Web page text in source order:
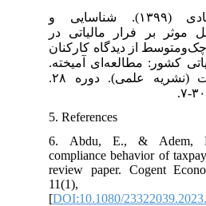
۴. ثنائی‌پور، هادی (۱۳۹۹). شناسایی و
موثر بر فرار مالیاتی در
از دیدگاه کارکنان
کشور: مطالعه‌ای آمیخته.
پژوهشنامه مالیات (نشریه علمی). دوره ۲۸.
5. References
6. Abdu, E., & Adem,
compliance behavior of
review paper. Cogent
11(1),
[DOI:10.1080/